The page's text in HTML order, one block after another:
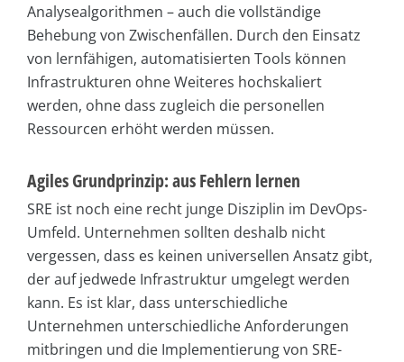
Analysealgorithmen – auch die vollständige
Behebung von Zwischenfällen. Durch den Einsatz
von lernfähigen, automatisierten Tools können
Infrastrukturen ohne Weiteres hochskaliert
werden, ohne dass zugleich die personellen
Ressourcen erhöht werden müssen.
Agiles Grundprinzip: aus Fehlern lernen
SRE ist noch eine recht junge Disziplin im DevOps-
Umfeld. Unternehmen sollten deshalb nicht
vergessen, dass es keinen universellen Ansatz gibt,
der auf jedwede Infrastruktur umgelegt werden
kann. Es ist klar, dass unterschiedliche
Unternehmen unterschiedliche Anforderungen
mitbringen und die Implementierung von SRE-